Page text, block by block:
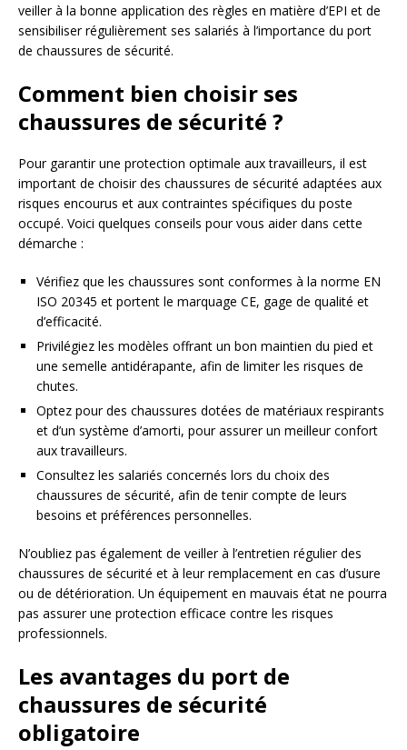
veiller à la bonne application des règles en matière d’EPI et de
sensibiliser régulièrement ses salariés à l’importance du port
de chaussures de sécurité.
Comment bien choisir ses
chaussures de sécurité ?
Pour garantir une protection optimale aux travailleurs, il est
important de choisir des chaussures de sécurité adaptées aux
risques encourus et aux contraintes spécifiques du poste
occupé. Voici quelques conseils pour vous aider dans cette
démarche :
Vérifiez que les chaussures sont conformes à la norme EN
ISO 20345 et portent le marquage CE, gage de qualité et
d’efficacité.
Privilégiez les modèles offrant un bon maintien du pied et
une semelle antidérapante, afin de limiter les risques de
chutes.
Optez pour des chaussures dotées de matériaux respirants
et d’un système d’amorti, pour assurer un meilleur confort
aux travailleurs.
Consultez les salariés concernés lors du choix des
chaussures de sécurité, afin de tenir compte de leurs
besoins et préférences personnelles.
N’oubliez pas également de veiller à l’entretien régulier des
chaussures de sécurité et à leur remplacement en cas d’usure
ou de détérioration. Un équipement en mauvais état ne pourra
pas assurer une protection efficace contre les risques
professionnels.
Les avantages du port de
chaussures de sécurité
obligatoire